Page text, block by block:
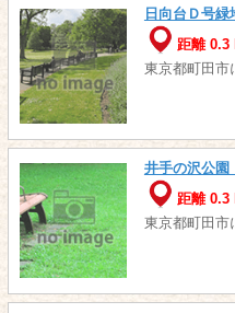
日向台Ｄ号緑
距離 0.3
東京都町田市
井手の沢公園
距離 0.3
東京都町田市